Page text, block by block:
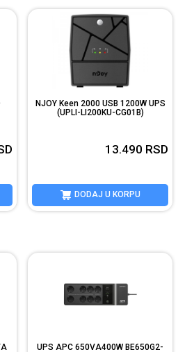
NJOY Keen 2000 USB 1200W UPS
(UPLI-LI200KU-CG01B)
13.490 RSD
DODAJ U KORPU
UPS APC 650VA400W BE650G2-